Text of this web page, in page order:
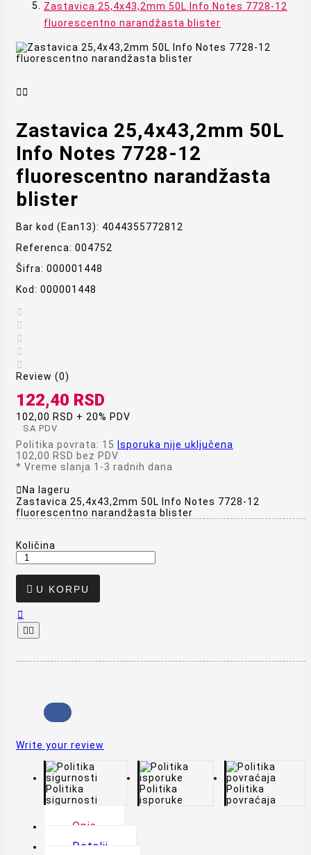
Zastavica 25,4x43,2mm 50L Info Notes 7728-12
fluorescentno narandžasta blister

Zastavica 25,4x43,2mm 50L
Info Notes 7728-12
fluorescentno narandžasta
blister
Bar kod (Ean13): 4044355772812
Referenca: 004752
Šifra: 000001448
Kod: 000001448





Review (0)
122,40 RSD
102,00 RSD + 20% PDV
SA PDV
Politika povrata: 15
Isporuka nije uključena
102,00 RSD bez PDV
* Vreme slanja 1-3 radnih dana
 Na lageru
Zastavica 25,4x43,2mm 50L Info Notes 7728-12
fluorescentno narandžasta blister
Količina
 U KORPU

 
Write your review
Politika
sigurnosti
Politika
isporuke
Politika
povraćaja
Opis
Detalji